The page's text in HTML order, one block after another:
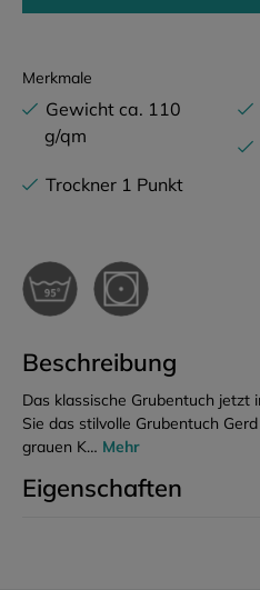
Merkmale
Gewicht ca. 110
g/qm
Trockner 1 Punkt
Beschreibung
Das klassische Grubentuch jetzt
Sie das stilvolle Grubentuch
grauen K… Mehr
Eigenschaften